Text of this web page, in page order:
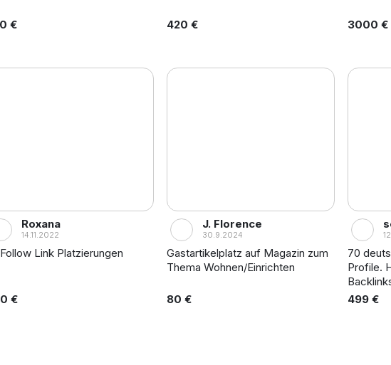
€ 420 € 3000 €
Roxana
14.11.2022
Link Platzierungen
€
J. Florence
30.9.2024
Gastartikelplatz auf Magazin zum
Thema Wohnen/Einrichten
80 €
70
Profile.
499 €